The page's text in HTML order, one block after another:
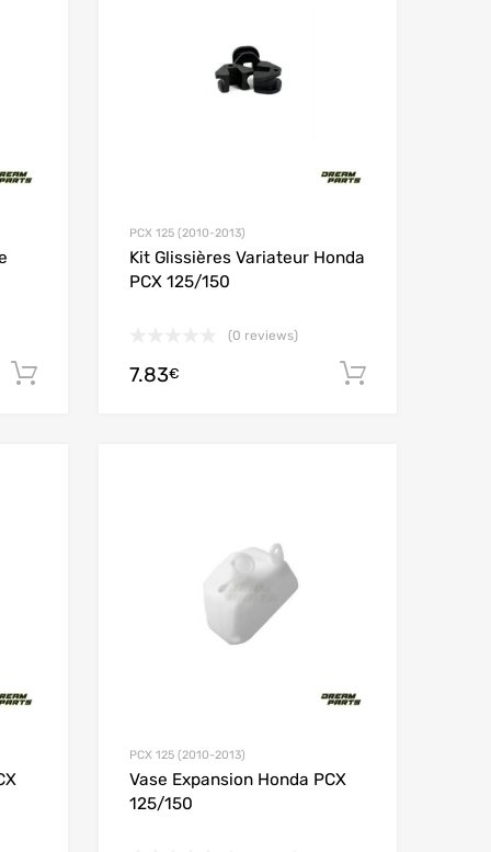
Ajouter au panier
PCX 125 (2010-2013)
Kit Glissières Variateur Honda
PCX 125/150
(0 reviews)
7.83€
PCX 125 (2010-2013)
Vase Expansion Honda PCX
125/150